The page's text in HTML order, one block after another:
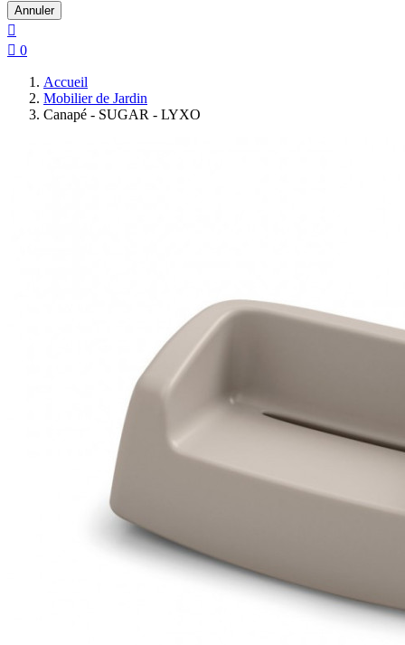
Annuler

 0
Accueil
Mobilier de Jardin
Canapé - SUGAR - LYXO